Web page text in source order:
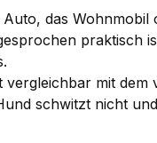
das
praktisch
vergleichbar mit
schwitzt nicht